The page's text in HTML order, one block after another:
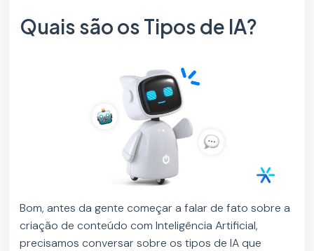
Quais são os Tipos de IA?
Bom, antes da gente começar a falar de fato sobre a
criação de conteúdo com Inteligência Artificial,
precisamos conversar sobre os tipos de IA que